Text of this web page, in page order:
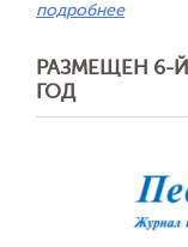
подробнее
РАЗМЕЩЕН 6-
ГОД